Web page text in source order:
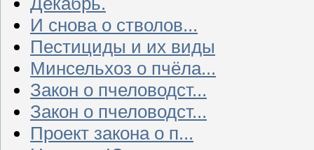
И снова о стволов...
Пестициды и их виды
Минсельхоз о пчёла...
Закон о пчеловодст...
Закон о пчеловодст...
Проект закона о п...